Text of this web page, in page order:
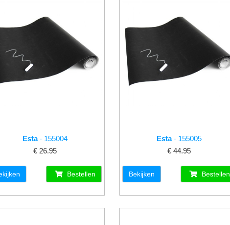
Esta- 155004
€ 26.95
Bestellen
Esta- 155005
€ 44.95
Bekijken Bestellen